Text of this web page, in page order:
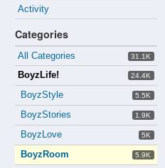
Activity
Categories
31.1K
All Categories
24.4K
BoyzLife!
5.5K
BoyzStyle
1.9K
BoyzStories
5K
BoyzLove
5.9K
BoyzRoom